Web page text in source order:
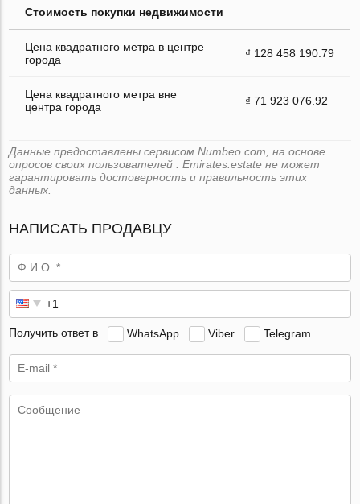
Стоимость покупки недвижимости
Цена квадратного метра в центре
города
₫ 128 458 190.79
Цена квадратного метра вне
центра города
₫ 71 923 076.92
Данные предоставлены сервисом Numbeo.com, на основе
опросов своих пользователей . Emirates.estate не может
гарантировать достоверность и правильность этих
данных.
НАПИСАТЬ ПРОДАВЦУ
Получить ответ в WhatsApp Viber Telegram